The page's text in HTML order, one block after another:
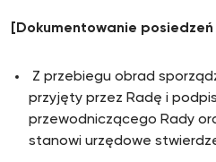
[Dokumentowanie posiedze
Z przebiegu obrad
przyjęty przez Radę i
przewodniczącego Rady
stanowi urzędowe